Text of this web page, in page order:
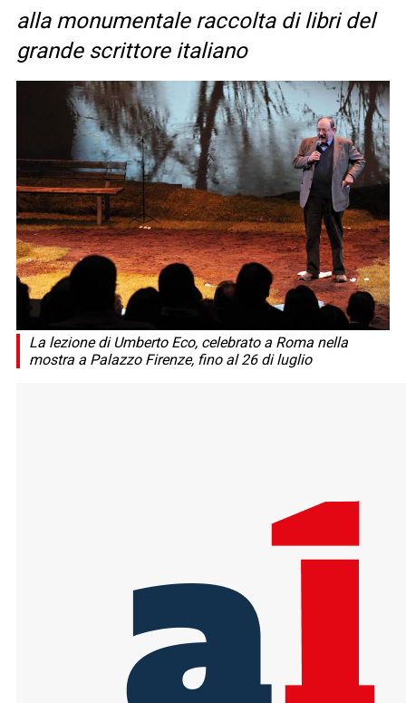
alla monumentale raccolta di libri del
grande scrittore italiano
La lezione di Umberto Eco, celebrato a Roma nella
mostra a Palazzo Firenze, fino al 26 di luglio